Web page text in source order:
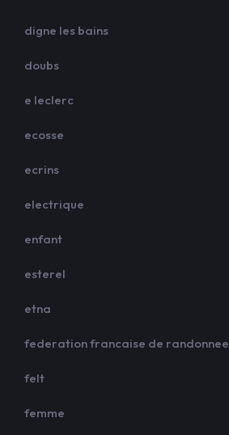
digne les bains
doubs
e leclerc
ecosse
ecrins
electrique
enfant
esterel
etna
federation francaise de randonnee
felt
femme